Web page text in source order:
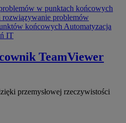
w punktach końcowych
rozwiązywanie problemów
końcowych Automatyzacja
IT
TeamViewer
przemysłowej rzeczywistości